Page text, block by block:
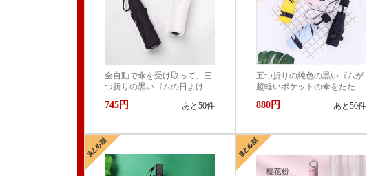
全自動で傘を受け取って、三
つ折りの黒いゴムの日よけの
日傘をたたんで、晴雨両用カ
スタマイズのlogo広告の傘を
745円 あと50件
五つ折りの純色の黒いゴムが
超軽いポケットの傘をたたむ
ミニ日よけの晴れ傘を提供し
ています。
880円 あと50件